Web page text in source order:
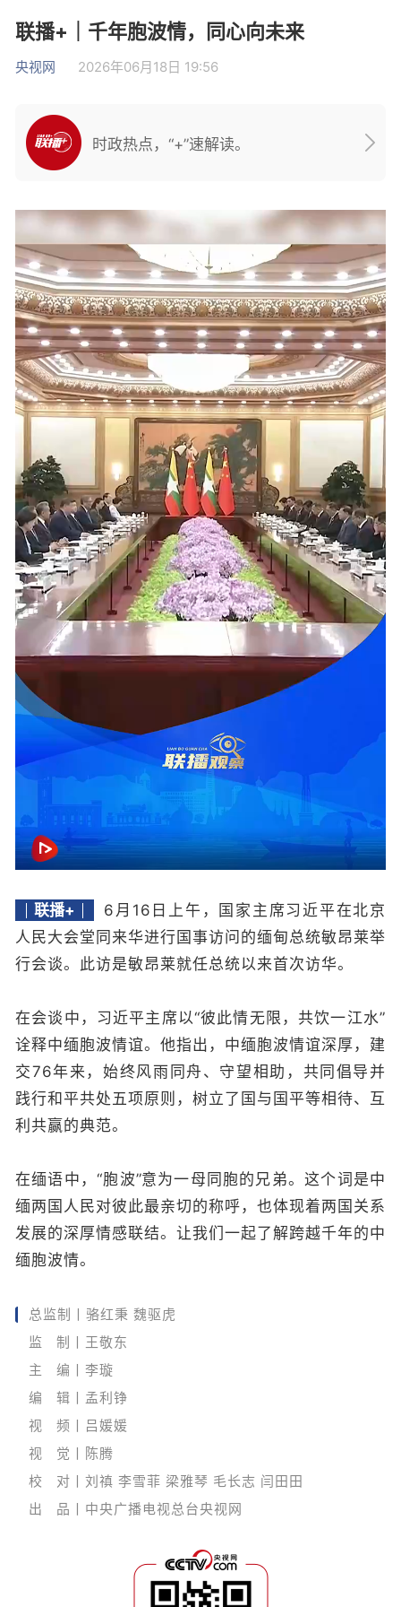
联播+｜千年胞波情，同心向未来
央视网 2026年06月18日 19:56
时政热点，“+”速解读。
联播+
6月16日上午，国家主席习近平在北京
人民大会堂同来华进行国事访问的缅甸总统敏昂莱举
行会谈。此访是敏昂莱就任总统以来首次访华。
在会谈中，习近平主席以“彼此情无限，共饮一江水”
诠释中缅胞波情谊。他指出，中缅胞波情谊深厚，建
交76年来，始终风雨同舟、守望相助，共同倡导并
践行和平共处五项原则，树立了国与国平等相待、互
利共赢的典范。
在缅语中，“胞波”意为一母同胞的兄弟。这个词是中
缅两国人民对彼此最亲切的称呼，也体现着两国关系
发展的深厚情感联结。让我们一起了解跨越千年的中
缅胞波情。
总监制丨骆红秉 魏驱虎
监 制丨王敬东
主 编丨李璇
编 辑丨孟利铮
视 频丨吕媛媛
视 觉丨陈腾
校 对丨刘禛 李雪菲 梁雅琴 毛长志 闫田田
出 品丨中央广播电视总台央视网